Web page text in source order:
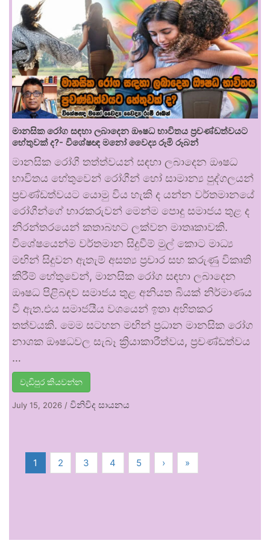
මානසික රෝග සඳහා ලබාදෙන ඖෂධ භාවිතය ප්‍රචණ්ඩත්වයට
හේතුවක් ද?- විශේෂඥ මනෝ වෛද්‍ය රූමි රූබන්
මානසික රෝගී තත්ත්වයන් සඳහා ලබාදෙන ඖෂධ
භාවිතය හේතුවෙන් රෝගීන් හෝ සාමාන්‍ය පුද්ගලයන්
ප්‍රචණ්ඩත්වයට යොමු විය හැකි ද යන්න වර්තමානයේ
රෝගීන්ගේ භාරකරුවන් මෙන්ම පොදු සමාජය තුළ ද
නිරන්තරයෙන් කතාබහට ලක්වන මාතෘකාවකි.
විශේෂයෙන්ම වර්තමාන සිදුවීම් මුල් කොට මාධ්‍ය
මඟින් සිදුවන ඇතැම් අසත්‍ය ප්‍රචාර සහ කරුණු විකෘති
කිරීම් හේතුවෙන්, මානසික රෝග සඳහා ලබාදෙන
ඖෂධ පිළිබඳව සමාජය තුළ අනියත බියක් නිර්මාණය
වී ඇත.එය සමාජයීය වශයෙන් ඉතා අහිතකර
තත්වයකි. මෙම සටහන මඟින් ප්‍රධාන මානසික රෝග
නාශක ඖෂධවල සැබෑ ක්‍රියාකාරීත්වය, ප්‍රචණ්ඩත්වය
…
වැඩිපුර කියවන්න
July 15, 2026 / විනිවිද සායනය
1 2 3 4 5 › »